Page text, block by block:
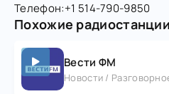
Телефон:+1 514-790-9850
Похожие
Вести ФМ
Новости /